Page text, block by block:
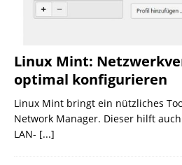
Linux Mint:
optimal konfigurieren
Linux Mint bringt ein nützliches
Network Manager. Dieser hilft
LAN- [...]